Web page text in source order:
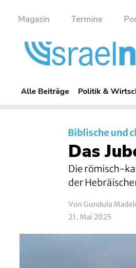
Magazin Termine
Alle Beiträge Politik &
Biblische und
Das
Die römisch-
der
Von Gundula
21. Mai 2025